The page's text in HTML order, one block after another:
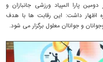
پارا المپیاد ورزشی جانبازان و
اظهار داشت: این رقابت ها با هدف
و جواناان معلول برگزار می شود.